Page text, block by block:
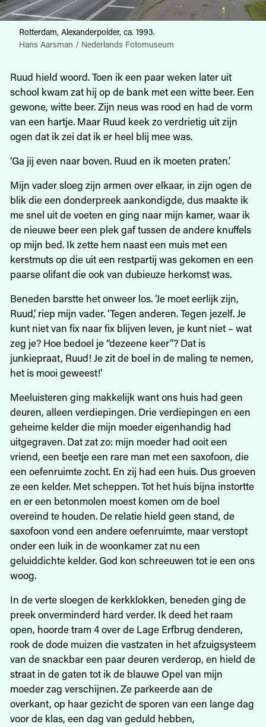
Rotterdam, Alexanderpolder, ca. 1993.
Hans Aarsman / Nederlands Fotomuseum
Ruud hield woord. Toen ik een paar weken later uit
school kwam zat hij op de bank met een witte beer. Een
gewone, witte beer. Zijn neus was rood en had de vorm
van een hartje. Maar Ruud keek zo verdrietig uit zijn
ogen dat ik zei dat ik er heel blij mee was.
‘Ga jij even naar boven. Ruud en ik moeten praten.’
Mijn vader sloeg zijn armen over elkaar, in zijn ogen de
blik die een donderpreek aankondigde, dus maakte ik
me snel uit de voeten en ging naar mijn kamer, waar ik
de nieuwe beer een plek gaf tussen de andere knuffels
op mijn bed. Ik zette hem naast een muis met een
kerstmuts op die uit een restpartij was gekomen en een
paarse olifant die ook van dubieuze herkomst was.
Beneden barstte het onweer los. ‘Je moet eerlijk zijn,
Ruud,’ riep mijn vader. ‘Tegen anderen. Tegen jezelf. Je
kunt niet van fix naar fix blijven leven, je kunt niet – wat
zeg je? Hoe bedoel je “dezeene keer”? Dat is
junkiepraat, Ruud! Je zit de boel in de maling te nemen,
het is mooi geweest!’
Meeluisteren ging makkelijk want ons huis had geen
deuren, alleen verdiepingen. Drie verdiepingen en een
geheime kelder die mijn moeder eigenhandig had
uitgegraven. Dat zat zo: mijn moeder had ooit een
vriend, een beetje een rare man met een saxofoon, die
een oefenruimte zocht. En zij had een huis. Dus groeven
ze een kelder. Met scheppen. Tot het huis bijna instortte
en er een betonmolen moest komen om de boel
overeind te houden. De relatie hield geen stand, de
saxofoon vond een andere oefenruimte, maar verstopt
onder een luik in de woonkamer zat nu een
geluiddichte kelder. God kon schreeuwen tot ie een ons
woog.
In de verte sloegen de kerkklokken, beneden ging de
preek onverminderd hard verder. Ik deed het raam
open, hoorde tram 4 over de Lage Erfbrug denderen,
rook de dode muizen die vastzaten in het afzuigsysteem
van de snackbar een paar deuren verderop, en hield de
straat in de gaten tot ik de blauwe Opel van mijn
moeder zag verschijnen. Ze parkeerde aan de
overkant, op haar gezicht de sporen van een lange dag
voor de klas, een dag van geduld hebben,